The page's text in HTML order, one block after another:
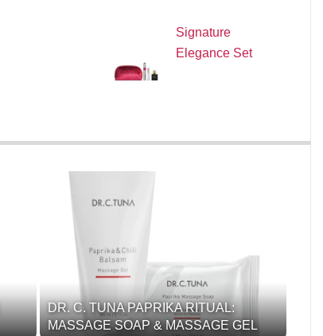
Signature
Elegance Set
DR. C. TUNA PAPRIKA RITUAL:
MASSAGE SOAP & MASSAGE GEL